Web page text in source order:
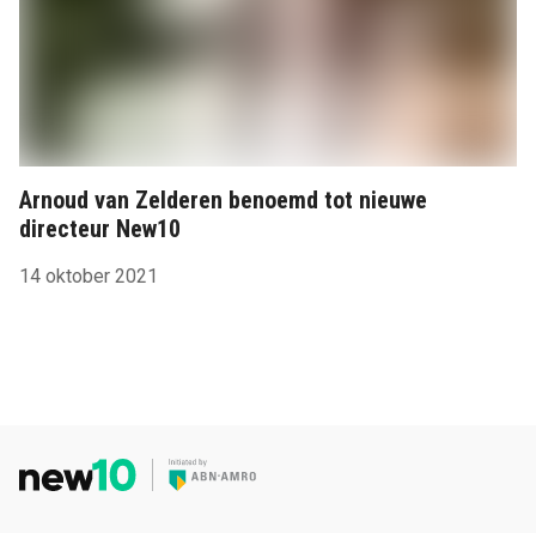
Arnoud van Zelderen benoemd tot nieuwe
directeur New10
14 oktober 2021